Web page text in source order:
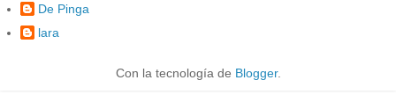
De Pinga
lara
Con la tecnología de Blogger.